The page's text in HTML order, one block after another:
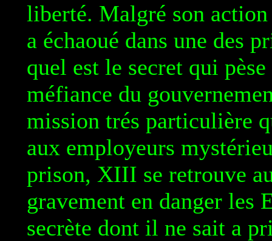
liberté. Malgré son
a échaoué dans une des
quel est le secret qui
méfiance du
mission trés particulière
aux employeurs
prison, XIII se retrouve
gravement en danger les
secrète dont il ne sait a